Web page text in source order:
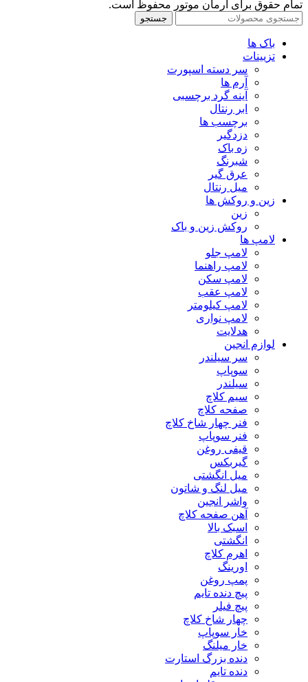
تمام حقوق برای آرمان موتور محفوظ است.
جستجو
باک ها
تزیینات
سر دسته اسپورت
آرم ها
آینه گرد برچسبی
ابر رنتال
برچسب ها
دزدگیر
زه باک
شبرنگ
عرق گیر
میل رنتال
زین و روکش ها
زین
روکش زین و باک
لامپ ها
لامپ جلو
لامپ راهنما
لامپ سکن
لامپ عقب
لامپ کیلومتر
لامپ نواری
هدلایت
لوازم انجین
سر سیلندر
سوپاپ
سیلندر
سیم کلاچ
صفحه کلاچ
فنر چهار شاخ کلاچ
فنر سوپاپ
قیفی روغن
گیربکس
میل انگشتی
میل لنگ و شاتون
واشر انجین
آهن صفحه کلاچ
اسبک بالا
انگشتی
اهرم کلاچ
اورینگ
پمپ روغن
پیچ دنده تایم
پیچ فیلر
چهار شاخ کلاچ
خار سوپاپ
خار میلنگ
دنده بزرگ استارت
دنده تایم